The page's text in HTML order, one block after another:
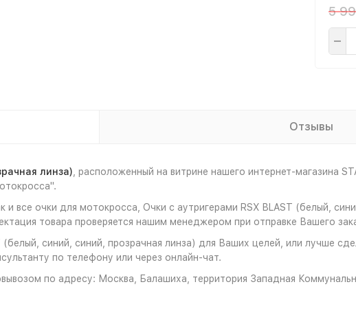
5
Отзывы
линза) , расположенный на витрине нашего интернет-магазина
и все очки для мотокросса, Очки с аутригерами RSX BLAST (белый,
товара проверяется нашим менеджером при отправке Вашего
синий, синий, прозрачная линза) для Ваших целей, или лучше
по телефону или через онлайн-чат.
по адресу: Москва, Балашиха, территория Западная